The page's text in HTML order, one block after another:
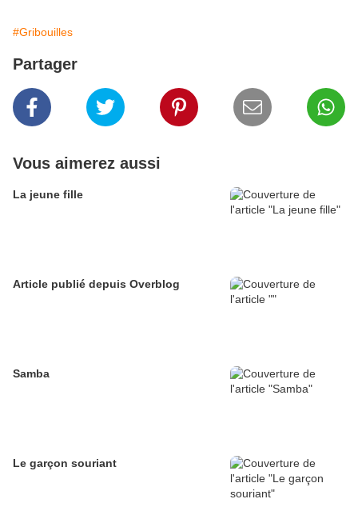
#Gribouilles
Partager
Vous aimerez aussi
La jeune fille
Article publié depuis Overblog
Samba
Le garçon souriant